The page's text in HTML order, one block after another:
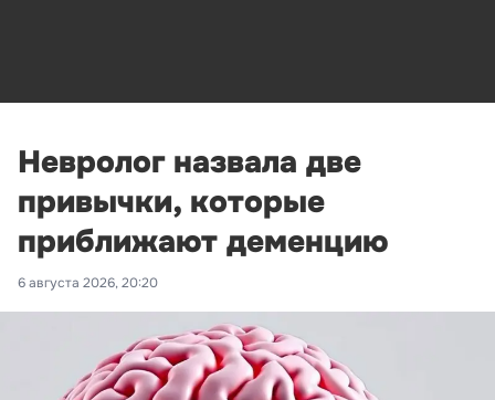
Невролог назвала две
привычки, которые
приближают деменцию
6 августа 2026, 20:20